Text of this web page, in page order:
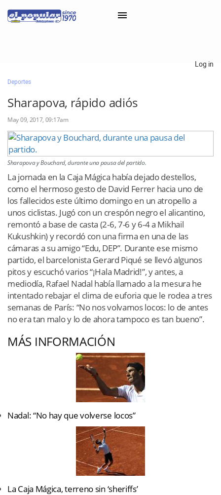
Classifieds
Categorías
Iniciar sesión con Clascal
Log in
Deportes
Sharapova, rápido adiós
May 09, 2017, 09:17am
Sharapova y Bouchard, durante una pausa del partido.
La jornada en la Caja Mágica había dejado destellos,
como el hermoso gesto de David Ferrer hacia uno de
los fallecidos este último domingo en un atropello a
unos ciclistas. Jugó con un crespón negro el alicantino,
remontó a base de casta (2-6, 7-6 y 6-4 a Mikhail
Kukushkin) y recordó con una firma en una de las
cámaras a su amigo “Edu, DEP”. Durante ese mismo
partido, el barcelonista Gerard Piqué se llevó algunos
pitos y escuchó varios “¡Hala Madrid!”, y antes, a
mediodía, Rafael Nadal había llamado a la mesura he
intentado rebajar el clima de euforia que le rodea a tres
semanas de París: “No nos volvamos locos: lo de antes
no era tan malo y lo de ahora tampoco es tan bueno”.
MÁS INFORMACIÓN
Nadal: “No hay que volverse locos”
La Caja Mágica, terreno sin ‘sheriffs’